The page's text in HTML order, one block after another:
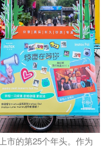
市的第25个年头。作为